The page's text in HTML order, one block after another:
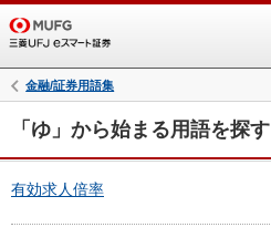
金融/証券用語集
「ゆ」から始まる用語を探す
有効求人倍率